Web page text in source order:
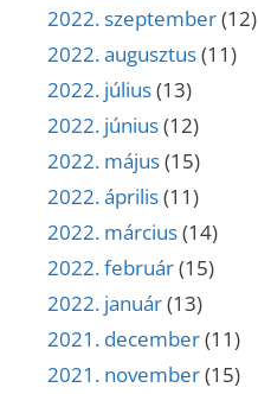
2022. szeptember(12)
2022. augusztus(11)
2022. július(13)
2022. június(12)
2022. május(15)
2022. április(11)
2022. március(14)
2022. február(15)
2022. január(13)
2021. december(11)
2021. november(15)